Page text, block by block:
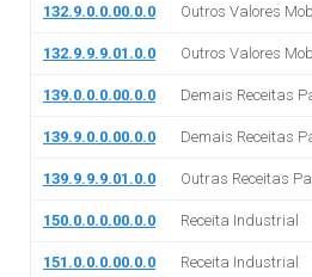
132.9.0.0.00.0.0 Outros Valores
132.9.9.9.01.0.0 Outros Valores
139.0.0.0.00.0.0 Demais Receitas
139.9.0.0.00.0.0 Demais Receitas
139.9.9.9.01.0.0 Outras Receitas
150.0.0.0.00.0.0 Receita Industrial
151.0.0.0.00.0.0 Receita Industrial